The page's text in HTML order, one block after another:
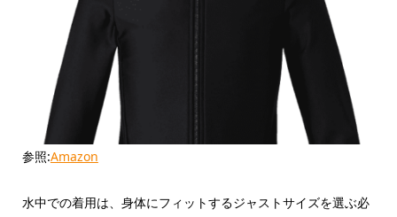
参照:Amazon
水中での着用は、身体にフィットするジャストサイズを選ぶ必